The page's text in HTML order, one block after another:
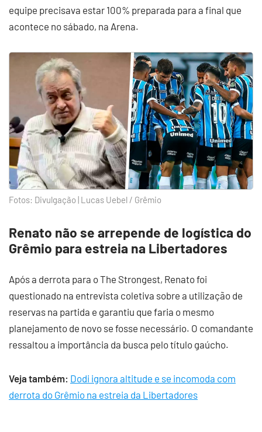
equipe precisava estar 100% preparada para a final que
acontece no sábado, na Arena.
Fotos: Divulgação | Lucas Uebel / Grêmio
Renato não se arrepende de logística do
Grêmio para estreia na Libertadores
Após a derrota para o The Strongest, Renato foi
questionado na entrevista coletiva sobre a utilização de
reservas na partida e garantiu que faria o mesmo
planejamento de novo se fosse necessário. O comandante
ressaltou a importância da busca pelo título gaúcho.
Veja também: Dodi ignora altitude e se incomoda com
derrota do Grêmio na estreia da Libertadores